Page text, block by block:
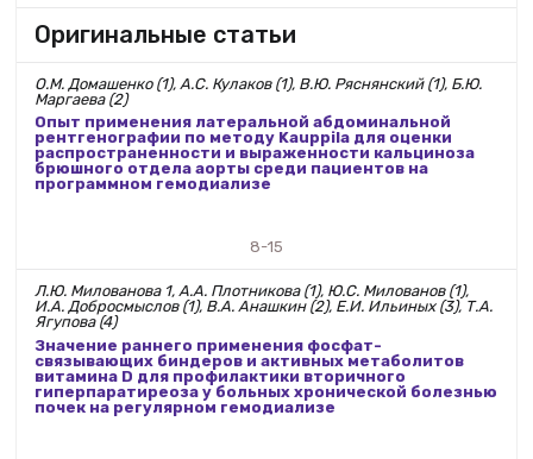
Оригинальные статьи
О.М. Домашенко (1), А.С. Кулаков (1), В.Ю. Ряснянский (1), Б.Ю.
Маргаева (2)
Опыт применения латеральной абдоминальной
рентгенографии по методу Kauppila для оценки
распространенности и выраженности кальциноза
брюшного отдела аорты среди пациентов на
программном гемодиализе
8-15
Л.Ю. Милованова 1, А.А. Плотникова (1), Ю.С. Милованов (1),
И.А. Добросмыслов (1), В.А. Анашкин (2), Е.И. Ильиных (3), Т.А.
Ягупова (4)
Значение раннего применения фосфат-
связывающих биндеров и активных метаболитов
витамина D для профилактики вторичного
гиперпаратиреоза у больных хронической болезнью
почек на регулярном гемодиализе